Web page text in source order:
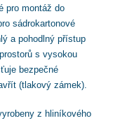
pro montáž do
sádrokartonové
a pohodlný přístup
s vysokou
bezpečné
(tlakový zámek).
z hliníkového